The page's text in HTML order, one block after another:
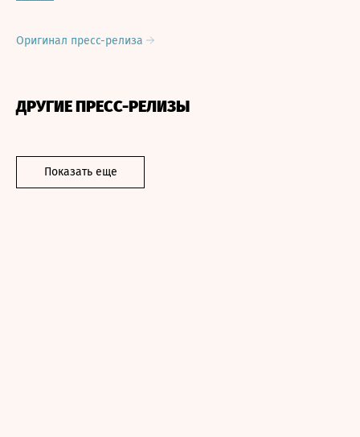
Оригинал пресс-релиза
ДРУГИЕ ПРЕСС-РЕЛИЗЫ
Показать еще